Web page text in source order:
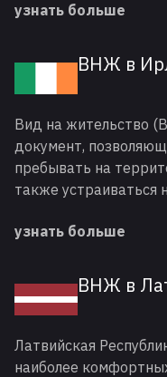
жительство (ВНЖ) в
вести
в брак с
наиболее
ВНЖ в Португалии
государство
вариантов того,
узнать больше
ВНЖ в
Вид на жительство
документ,
пребывать на
также
далее. В
жительство
узнать больше
ВНЖ в
Латвийская
наиболее